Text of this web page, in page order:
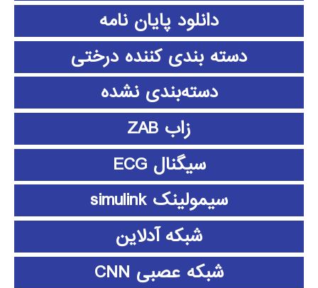
دانلود پايان نامه
دسته بندی کننده درختی
دسته‌بندی نشده
زاب ZAB
سیگنال ECG
سیمولینک simulink
شبکه آدلاین
شبکه عصبی CNN